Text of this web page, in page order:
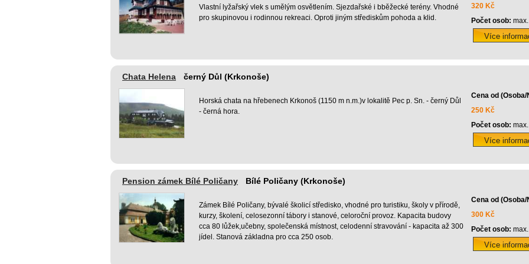
Vlastní lyžařský vlek s umělým osvětlením. Sjezdařské i bběžecké terény. Vhodné
pro skupinovou i rodinnou rekreaci. Oproti jiným střediskům pohoda a klid.
320 Kč
Počet osob:
Chata Helena černý Důl (Krkonoše)
Horská chata na hřebenech Krkonoš (1150 m n.m.)v lokalitě Pec p. Sn. - černý Důl
- černá hora.
Cena od (Osoba/
250 Kč
Počet osob:
Pension zámek Bílé Poličany Bílé Poličany (Krkonoše)
Zámek Bílé Poličany, bývalé školicí středisko, vhodné pro turistiku, školy v přírodě,
kurzy, školení, celosezonní tábory i stanové, celoroční provoz. Kapacita budovy
cca 80 lůžek,učebny, společenská místnost, celodenní stravování - kapacita až 300
jídel. Stanová základna pro cca 250 osob.
Cena od (Osoba/
300 Kč
Počet osob: